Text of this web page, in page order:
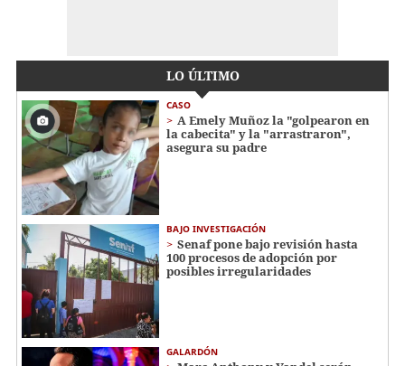
LO ÚLTIMO
CASO
A Emely Muñoz la "golpearon en
la cabecita" y la "arrastraron",
asegura su padre
BAJO INVESTIGACIÓN
Senaf pone bajo revisión hasta
100 procesos de adopción por
posibles irregularidades
GALARDÓN